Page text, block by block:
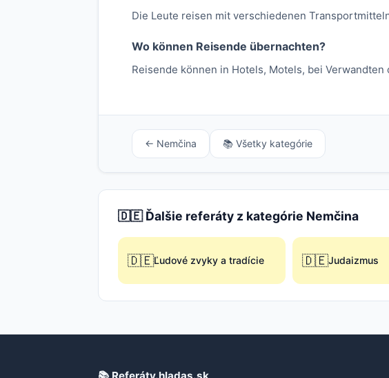
Die Leute reisen mit verschiedenen
Wo können Reisende übernachten?
Reisende können in Hotels, Motels, bei
← Nemčina 📚 Všetky kategórie
🇩🇪 Ďalšie referáty z kategórie Nemčina
🇩🇪Ľudové zvyky a tradície 🇩🇪Judaizmus